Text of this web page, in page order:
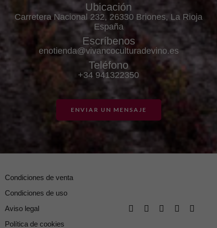
Ubicación
Carretera Nacional 232, 26330 Briones, La Rioja
España
Escríbenos
enotienda@vivancoculturadevino.es
Teléfono
+34 941322350
ENVIAR UN MENSAJE
Condiciones de venta
Condiciones de uso
Aviso legal
Política de cookies